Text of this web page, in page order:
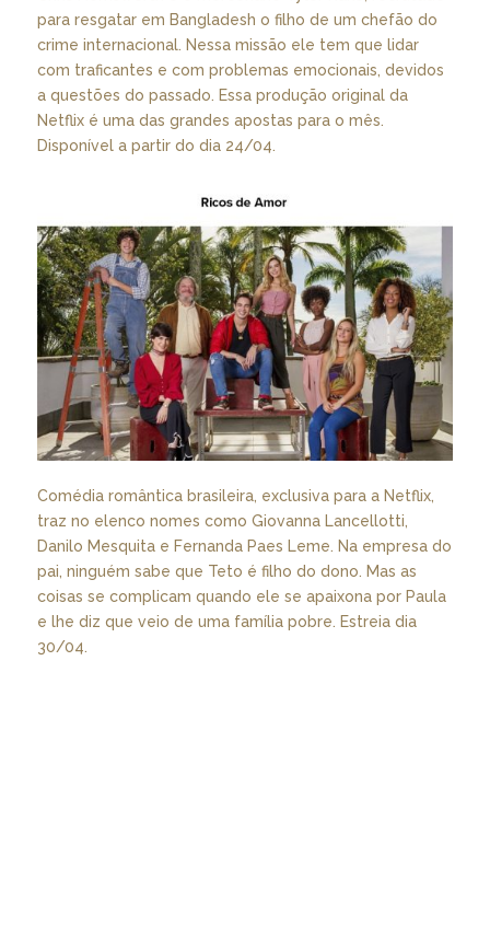
para resgatar em Bangladesh o filho de um chefão do
crime internacional. Nessa missão ele tem que lidar
com traficantes e com problemas emocionais, devidos
a questões do passado. Essa produção original da
Netflix é uma das grandes apostas para o mês.
Disponível a partir do dia 24/04.
Comédia romântica brasileira, exclusiva para a Netflix,
traz no elenco nomes como Giovanna Lancellotti,
Danilo Mesquita e Fernanda Paes Leme. Na empresa do
pai, ninguém sabe que Teto é filho do dono. Mas as
coisas se complicam quando ele se apaixona por Paula
e lhe diz que veio de uma família pobre. Estreia dia
30/04.